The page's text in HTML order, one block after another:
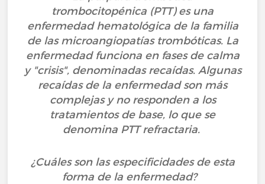
trombocitopénica (PTT) es una
enfermedad hematológica de la familia
de las microangiopatías trombóticas. La
enfermedad funciona en fases de calma
y "crisis", denominadas recaídas. Algunas
recaídas de la enfermedad son más
complejas y no responden a los
tratamientos de base, lo que se
denomina PTT refractaria.
¿Cuáles son las especificidades de esta
forma de la enfermedad?